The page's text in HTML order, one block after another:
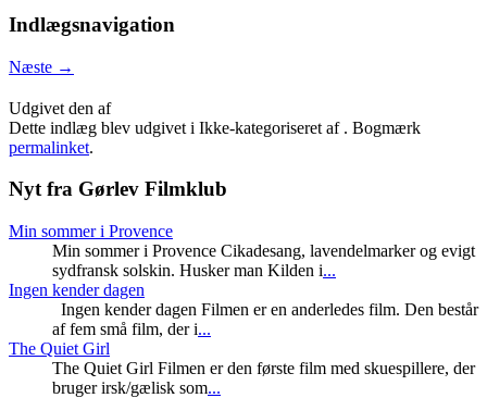
Indlægsnavigation
Næste →
Udgivet den af
Dette indlæg blev udgivet i Ikke-kategoriseret af . Bogmærk
permalinket.
Nyt fra Gørlev Filmklub
Min sommer i Provence
Min sommer i Provence Cikadesang, lavendelmarker og evigt
sydfransk solskin. Husker man Kilden i...
Ingen kender dagen
Ingen kender dagen Filmen er en anderledes film. Den består
af fem små film, der i...
The Quiet Girl
The Quiet Girl Filmen er den første film med skuespillere, der
bruger irsk/gælisk som...